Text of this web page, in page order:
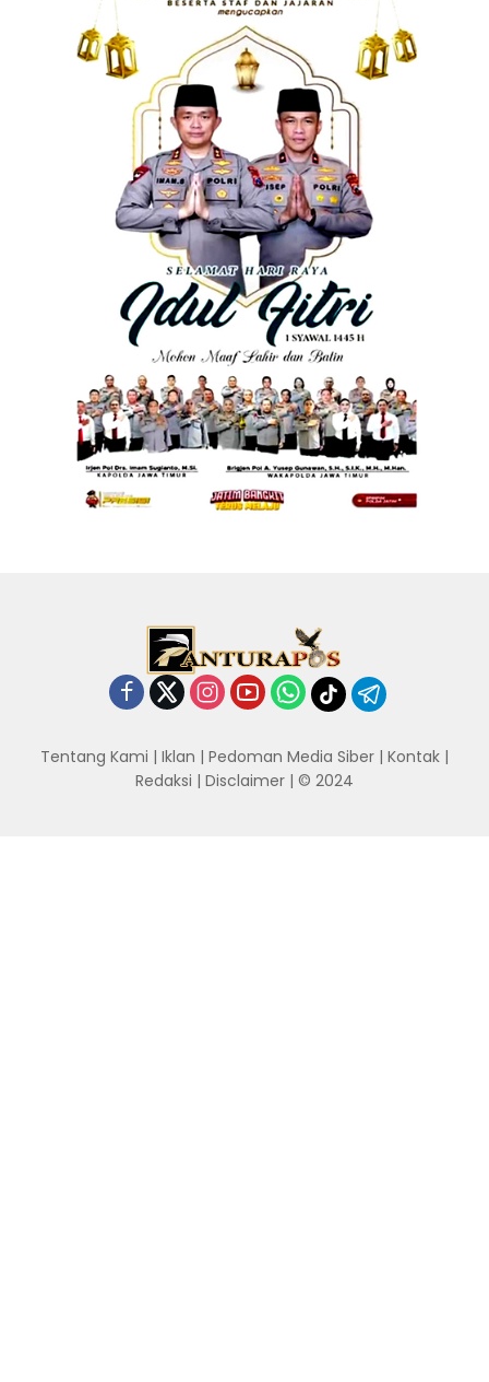
Tentang Kami | Iklan | Pedoman Media Siber | Kontak |
Redaksi | Disclaimer | © 2024